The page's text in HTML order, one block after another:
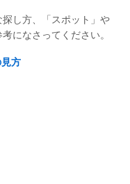
し方、「スポット」や
になさってください。
方